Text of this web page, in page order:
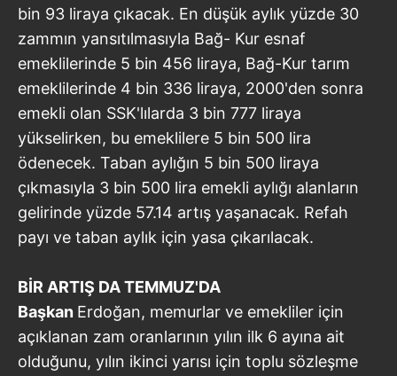
bin 93 liraya çıkacak. En düşük aylık yüzde 30
zammın yansıtılmasıyla Bağ- Kur esnaf
emeklilerinde 5 bin 456 liraya, Bağ-Kur tarım
emeklilerinde 4 bin 336 liraya, 2000'den sonra
emekli olan SSK'lılarda 3 bin 777 liraya
yükselirken, bu emeklilere 5 bin 500 lira
ödenecek. Taban aylığın 5 bin 500 liraya
çıkmasıyla 3 bin 500 lira emekli aylığı alanların
gelirinde yüzde 57.14 artış yaşanacak. Refah
payı ve taban aylık için yasa çıkarılacak.
BİR ARTIŞ DATEMMUZ'DA
Başkan Erdoğan, memurlar ve emekliler için
açıklanan zam oranlarının yılın ilk 6 ayına ait
olduğunu, yılın ikinci yarısı için toplu sözleşme